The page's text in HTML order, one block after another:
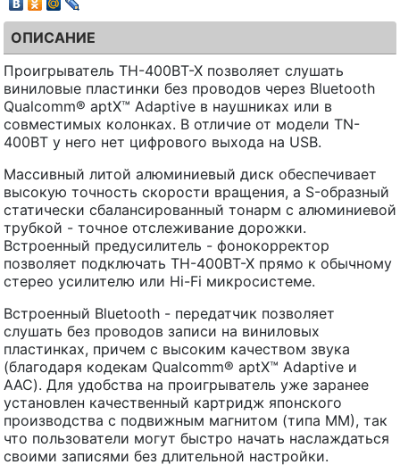
ОПИСАНИЕ
Проигрыватель ТН-400BT-X позволяет слушать
виниловые пластинки без проводов через Bluetooth
Qualcomm® aptX™ Adaptive в наушниках или в
совместимых колонках. В отличие от модели TN-
400BT у него нет цифрового выхода на USB.
Массивный литой алюминиевый диск обеспечивает
высокую точность скорости вращения, а S-образный
статически сбалансированный тонарм с алюминиевой
трубкой - точное отслеживание дорожки.
Встроенный предусилитель - фонокорректор
позволяет подключать ТН-400BT-X прямо к обычному
стерео усилителю или Hi-Fi микросистеме.
Встроенный Bluetooth - передатчик позволяет
слушать без проводов записи на виниловых
пластинках, причем с высоким качеством звука
(благодаря кодекам Qualcomm® aptX™ Adaptive и
AAC). Для удобства на проигрыватель уже заранее
установлен качественный картридж японского
производства с подвижным магнитом (типа ММ), так
что пользователи могут быстро начать наслаждаться
своими записями без длительной настройки.